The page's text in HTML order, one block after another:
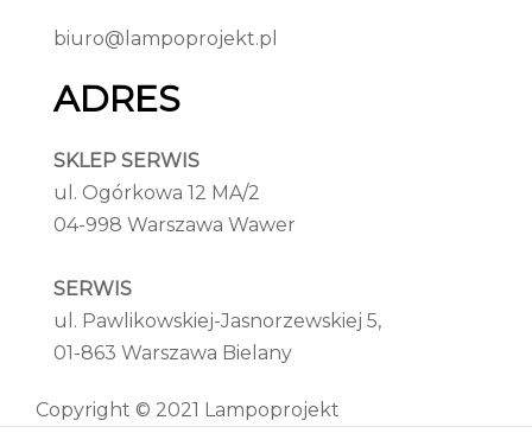
biuro@lampoprojekt.pl
ADRES
SKLEP SERWIS
ul. Ogórkowa 12 MA/2
04-998 Warszawa Wawer
SERWIS
ul. Pawlikowskiej-Jasnorzewskiej 5,
01-863 Warszawa Bielany
Copyright © 2021 Lampoprojekt